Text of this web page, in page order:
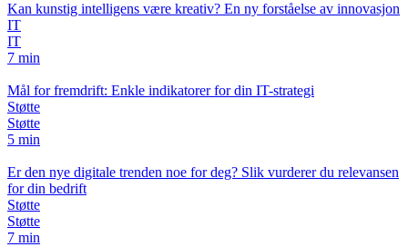
Kan kunstig intelligens være kreativ? En ny forståelse av innovasjon
IT
IT
7 min
Mål for fremdrift: Enkle indikatorer for din IT-strategi
Støtte
Støtte
5 min
Er den nye digitale trenden noe for deg? Slik vurderer du relevansen
for din bedrift
Støtte
Støtte
7 min